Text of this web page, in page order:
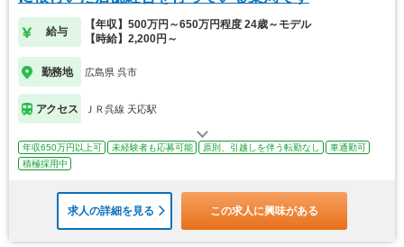
給与
【年収】500万円～650万円程度 24歳～モデル
【時給】2,200円～
勤務地 広島県 呉市
アクセス ＪＲ呉線 天応駅
年収650万円以上可 未経験者も応募可能 原則、引越しを伴う転勤なし
車通勤可
積極採用中
求人の詳細を見る この求人に興味がある